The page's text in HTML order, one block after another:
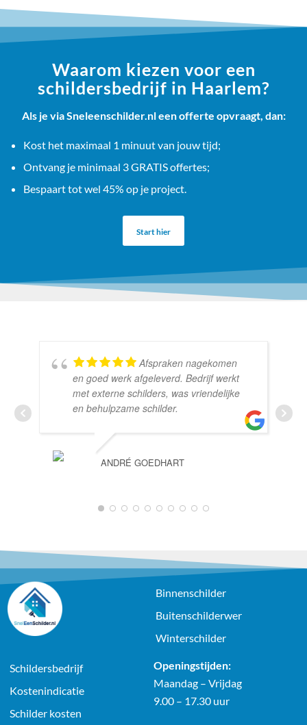
Waarom kiezen voor een
schildersbedrijf in Haarlem?
Als je via Sneleenschilder.nl een offerte opvraagt, dan:
Kost het maximaal 1 minuut van jouw tijd;
Ontvang je minimaal 3 GRATIS offertes;
Bespaart tot wel 45% op je project.
Start hier
Afspraken nagekomen
en goed werk afgeleverd. Bedrijf werkt
met externe schilders, was vriendelijke
en behulpzame schilder.
ANDRÉ GOEDHART
1 2 3 4 5 6 7 8 9 10
Binnenschilder
Buitenschilderwer
Winterschilder
Schildersbedrijf
Kostenindicatie
Schilder kosten
Openingstijden:
Maandag – Vrijdag
9.00 – 17.30 uur